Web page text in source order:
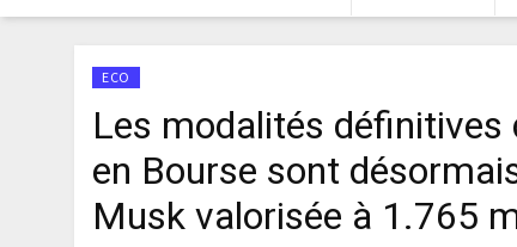
ECO
Les modalités
en Bourse sont
Musk valorisée à 1.765